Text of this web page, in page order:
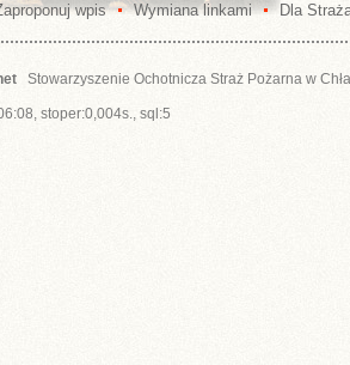
wpis Wymiana linkami Dla
Stowarzyszenie Ochotnicza Straż Pożarna w
stoper:0,004s., sql:5